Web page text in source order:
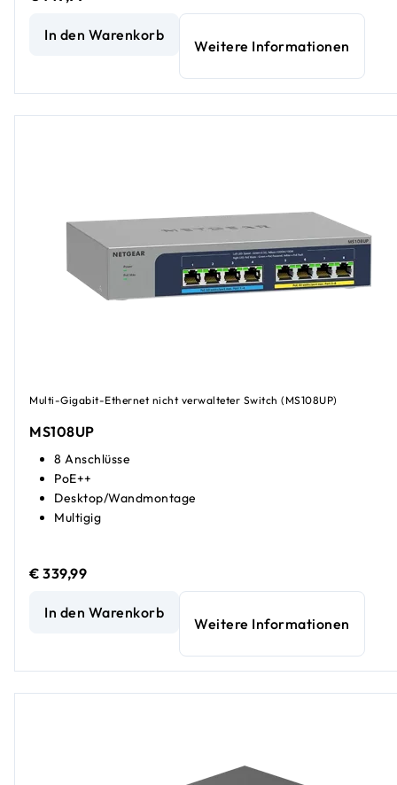
5-Port-2,5G-Multi-Gigabit-Ethernet-Unmanaged-
In den Warenkorb
Weitere Informationen
Multi-Gigabit-Ethernet nicht verwalteter Switch (MS108UP)
MS108UP
8 Anschlüsse
PoE++
Desktop/Wandmontage
Multigig
€ 339,99
8-Port Multi-Gigabit (2,5G) Ultra60 PoE++ Ethernet
In den Warenkorb
Weitere Informationen